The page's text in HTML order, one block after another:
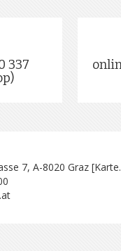
337
7, A-8020 Graz [